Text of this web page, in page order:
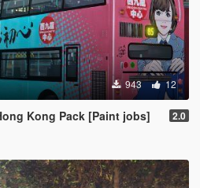
943 12
Kong Pack [Paint jobs] 2.0